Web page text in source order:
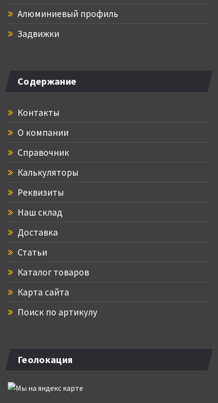
Алюминиевый профиль
Задвижки
Содержание
Контакты
О компании
Справочник
Калькуляторы
Реквизиты
Наш склад
Доставка
Статьи
Каталог товаров
Карта сайта
Поиск по артикулу
Геолокация